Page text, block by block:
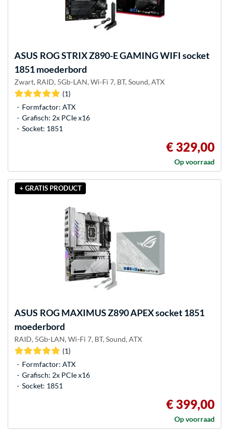
ASUS ROG STRIX Z890-E GAMING WIFI socket
1851 moederbord
Zwart, RAID, 5Gb-LAN, Wi-Fi 7, BT, Sound, ATX
(1)
Formfactor: ATX
Grafisch: 2x PCIe x16
Socket: 1851
€ 329,00
Op voorraad
+ GRATIS PRODUCT
ASUS ROG MAXIMUS Z890 APEX socket 1851
moederbord
RAID, 5Gb-LAN, Wi-Fi 7, BT, Sound, ATX
(1)
Formfactor: ATX
Grafisch: 2x PCIe x16
Socket: 1851
€ 399,00
Op voorraad